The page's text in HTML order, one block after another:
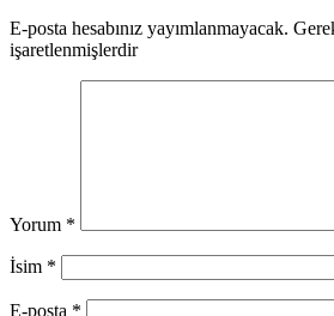
E-posta hesabınız yayımlanmayacak.
işaretlenmişlerdir
Yorum *
İsim *
E-posta *